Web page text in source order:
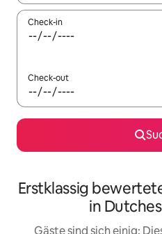
Check-in
Check-out
Erstklassig
in
Gäste sind sich einig: